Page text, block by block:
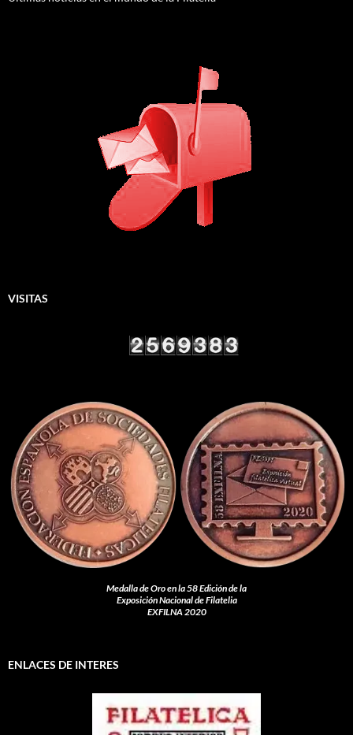
VISITAS
Medalla de Oro en la 58 Edición de la
Exposición Nacional de Filatelia
EXFILNA 2020
ENLACES DE INTERES